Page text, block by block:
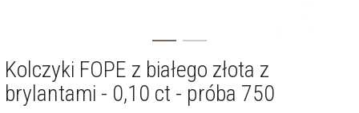
Kolczyki FOPE z białego złota z
brylantami - 0,10 ct - próba 750